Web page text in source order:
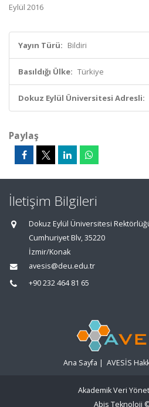
Eylül 2016
Yayın Türü: Bildiri
Basıldığı Ülke: Türkiye
Dokuz Eylül Üniversitesi Adresli:
Paylaş
İletişim Bilgileri
Dokuz Eylül Üniversitesi
Cumhuriyet Blv, 35220
İzmir/Konak
avesis@deu.edu.tr
+90 232 464 81 65
Ana Sayfa | AVESİS
Akademik Veri
Abis Teknoloji